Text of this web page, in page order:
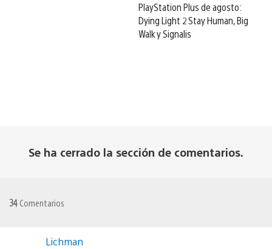
PlayStation Plus de agosto:
Dying Light 2 Stay Human, Big
Walk y Signalis
Se ha cerrado la sección de comentarios.
34 Comentarios
Lichman